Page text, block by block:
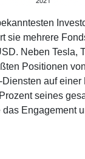
sie mehrere
Neben
Positionen
auf
seines
Engagement